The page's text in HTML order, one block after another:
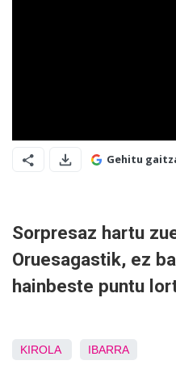
Gehitu
Sorpresaz hartu
Oruesagastik, ez
hainbeste puntu
KIROLA IBARRA